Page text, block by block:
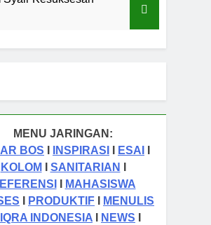
MENU JARINGAN:
BOS
INSPIRASI ESAI
KOLOM
SANITARIAN
MAHASISWA
PRODUKTIF
MENULIS
INDONESIA NEWS